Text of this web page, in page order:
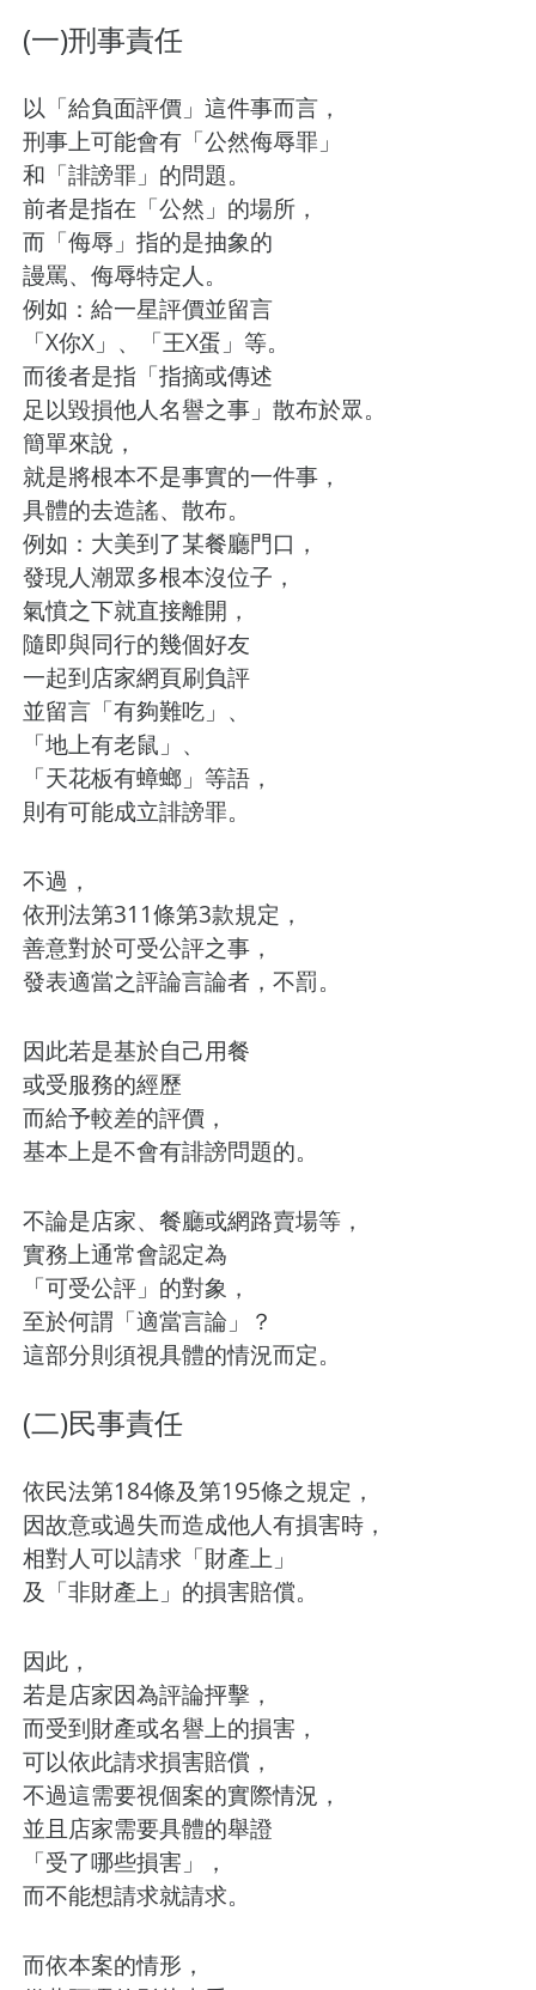
(一)刑事責任
以「給負面評價」這件事而言，
刑事上可能會有「公然侮辱罪」
和「誹謗罪」的問題。
前者是指在「公然」的場所，
而「侮辱」指的是抽象的
謾罵、侮辱特定人。
例如：給一星評價並留言
「X你X」、「王X蛋」等。
而後者是指「指摘或傳述
足以毀損他人名譽之事」散布於眾。
簡單來說，
就是將根本不是事實的一件事，
具體的去造謠、散布。
例如：大美到了某餐廳門口，
發現人潮眾多根本沒位子，
氣憤之下就直接離開，
隨即與同行的幾個好友
一起到店家網頁刷負評
並留言「有夠難吃」、
「地上有老鼠」、
「天花板有蟑螂」等語，
則有可能成立誹謗罪。
不過，
依刑法第311條第3款規定，
善意對於可受公評之事，
發表適當之評論言論者，不罰。
因此若是基於自己用餐
或受服務的經歷
而給予較差的評價，
基本上是不會有誹謗問題的。
不論是店家、餐廳或網路賣場等，
實務上通常會認定為
「可受公評」的對象，
至於何謂「適當言論」？
這部分則須視具體的情況而定。
(二)民事責任
依民法第184條及第195條之規定，
因故意或過失而造成他人有損害時，
相對人可以請求「財產上」
及「非財產上」的損害賠償。
因此，
若是店家因為評論抨擊，
而受到財產或名譽上的損害，
可以依此請求損害賠償，
不過這需要視個案的實際情況，
並且店家需要具體的舉證
「受了哪些損害」，
而不能想請求就請求。
而依本案的情形，